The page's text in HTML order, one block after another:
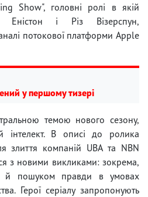
Show", головні ролі в якій
Еністон і Різ Візерспун,
потокової платформи Apple
у першому тизері
темою нового сезону,
інтелект. В описі до ролика
злиття компаній UBA та NBN
з новими викликами: зокрема,
й пошуком правди в умовах
Герої серіалу запропонують